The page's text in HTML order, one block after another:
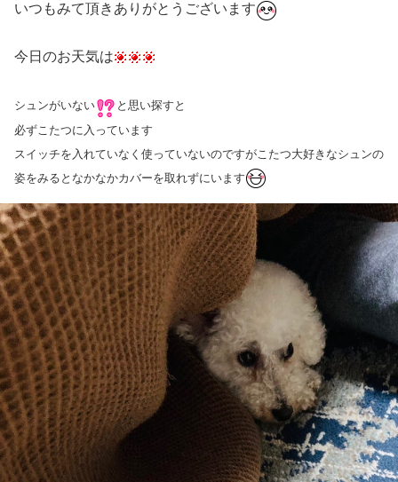
いつもみて頂きありがとうございます
今日のお天気は
シュンがいない
と思い探すと
必ずこたつに入っています
スイッチを入れていなく使っていないのですが こたつ大好きなシュンの
姿をみるとなかなかカバーを取れずにいます